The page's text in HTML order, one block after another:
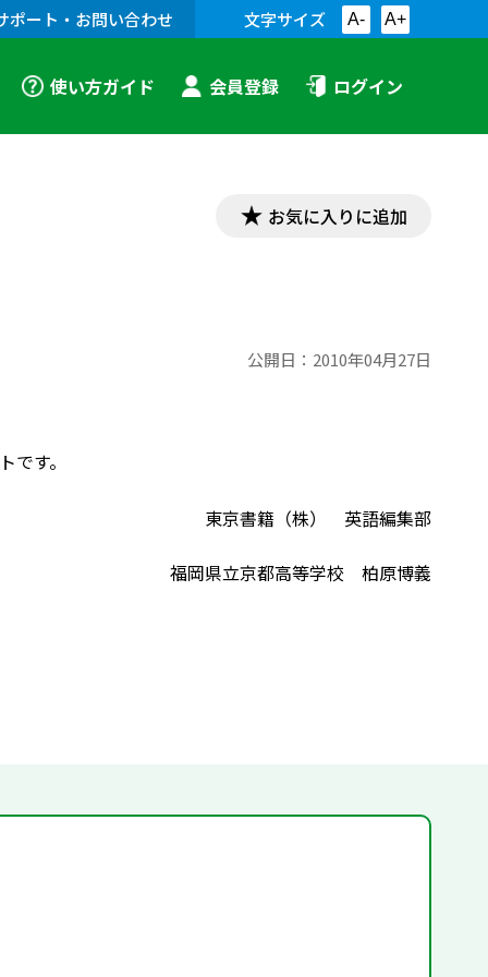
ポート・お問い合わせ 文字サイズ A- A+
使い方ガイド 会員登録 ログイン
お気に入りに追加
公開日： 2010年04月27日
す。
東京書籍（株） 英語編集部
福岡県立京都高等学校 柏原博義